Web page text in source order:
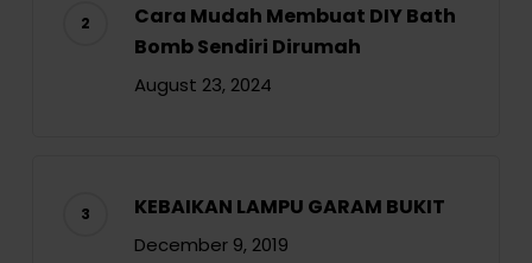
Cara Mudah Membuat DIY Bath
Bomb Sendiri Dirumah
August 23, 2024
KEBAIKAN LAMPU GARAM BUKIT
December 9, 2019